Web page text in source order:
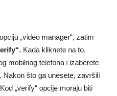
„video manager“, zatim
Kada kliknete na to,
mobilnog telefona i izaberete
Nakon što ga unesete, završili
„verify“ opcije moraju biti